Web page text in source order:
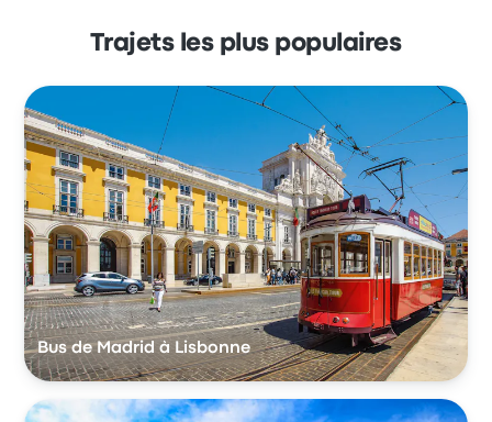
Trajets les plus populaires
Bus de Madrid à Lisbonne